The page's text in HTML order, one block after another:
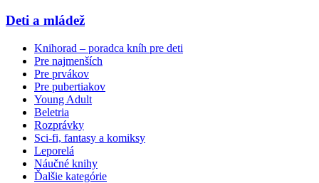
Deti a mládež
Knihorad – poradca kníh pre deti
Pre najmenších
Pre prvákov
Pre pubertiakov
Young Adult
Beletria
Rozprávky
Sci-fi, fantasy a komiksy
Leporelá
Náučné knihy
Ďalšie kategórie